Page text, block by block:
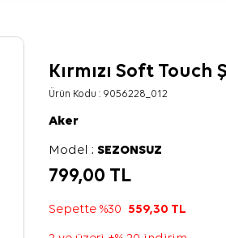
Kırmızı Soft Touch
Ürün Kodu : 9056228_012
Aker
Model :SEZONSUZ
799,00 TL
Sepette %30559,30 TL